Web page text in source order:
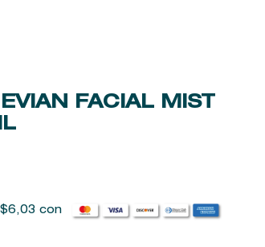
FACIAL MIST
$6,03con